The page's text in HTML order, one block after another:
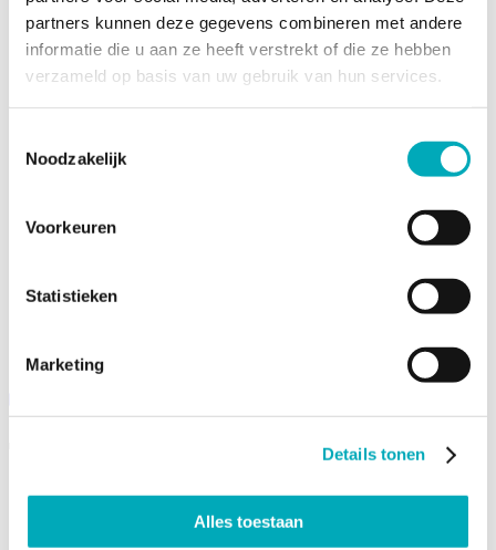
partners kunnen deze gegevens combineren met andere
informatie die u aan ze heeft verstrekt of die ze hebben
verzameld op basis van uw gebruik van hun services.
Noodzakelijk
Voorkeuren
Statistieken
Marketing
Details tonen
Alles toestaan
About Kerteza
Team
Contact
Services
Project Management
Incidents & emergencies
Inside-out Model
About Kerteza
Contact